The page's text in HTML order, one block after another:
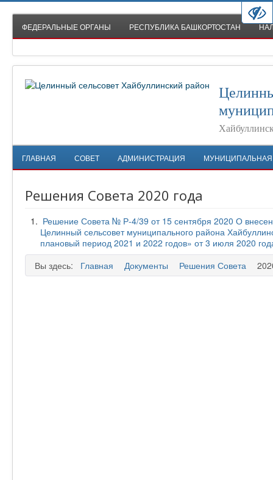
ФЕДЕРАЛЬНЫЕ ОРГАНЫ РЕСПУБЛИКА БАШКОРТОСТАН
ГЛАВНАЯ СОВЕТ АДМИНИСТРАЦИЯ
Решения Совета 2020 года
Решение Совета № Р-4/39 от 15 сентября 2020 О
Целинный сельсовет муниципального района
плановый период 2021 и 2022 годов» от 3 июля 2020
Вы здесь:
Главная Документы Решения Совета